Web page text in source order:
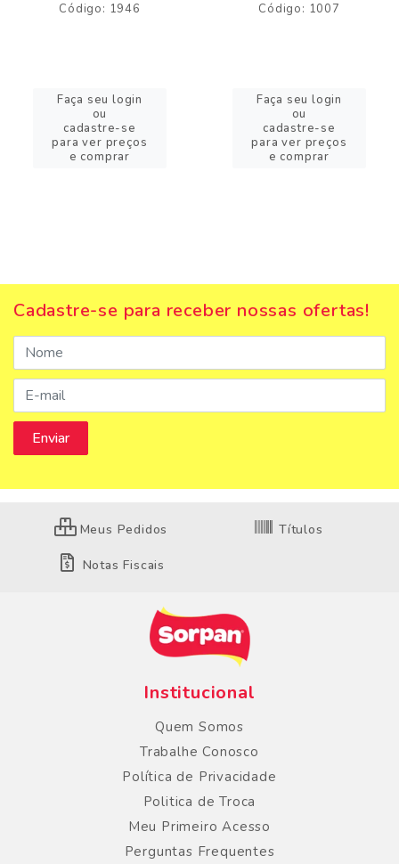
Código: 1946
Faça seu login
ou
cadastre-se
para ver preços
e comprar
Código: 1007
Faça seu login
ou
cadastre-se
para ver preços
e comprar
Cadastre-se para receber nossas ofertas!
Meus Pedidos Títulos
Notas Fiscais
Institucional
Quem Somos
Trabalhe Conosco
Política de Privacidade
Politica de Troca
Meu Primeiro Acesso
Perguntas Frequentes